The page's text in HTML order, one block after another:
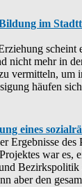
im
scheint
nicht mehr in
vermitteln, um
häufen
eines
Ergebnisse
war es,
aber den